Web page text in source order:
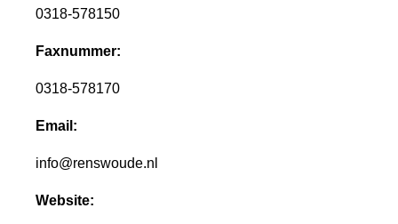
0318-578150
Faxnummer:
0318-578170
Email:
info@renswoude.nl
Website: